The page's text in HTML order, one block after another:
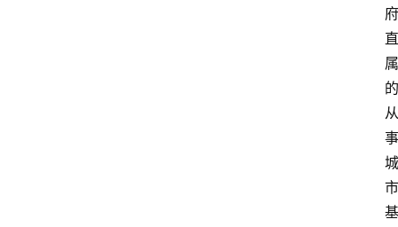
府
直
属
的
从
事
城
市
基